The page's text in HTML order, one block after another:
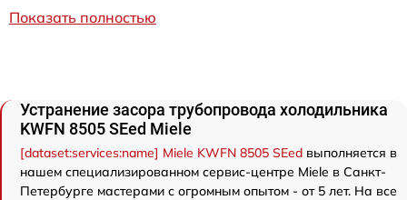
Показать полностью
Устранение засора трубопровода холодильника
KWFN 8505 SEed Miele
[dataset:services:name] Miele KWFN 8505 SEed выполняется в
нашем специализированном сервис-центре Miele в Санкт-
Петербурге мастерами с огромным опытом - от 5 лет. На все